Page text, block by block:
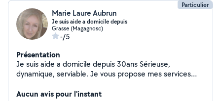
Particulier
Marie Laure Aubrun
Je suis aide a domicile depuis
Grasse (Magagnosc)
-/5
Présentation
Je suis aide a domicile depuis 30ans Sérieuse,
dynamique, serviable. Je vous propose mes services
tout autre déplacement pour vos besoins quotidien
Aucun avis pour l'instant